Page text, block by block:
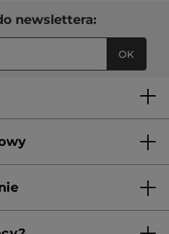
newslettera:
OK